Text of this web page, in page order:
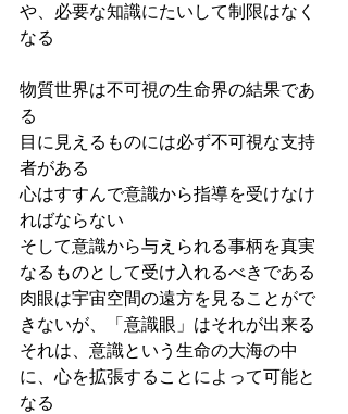
や、必要な知識にたいして制限はなく
なる
物質世界は不可視の生命界の結果であ
る
目に見えるものには必ず不可視な支持
者がある
心はすすんで意識から指導を受けなけ
ればならない
そして意識から与えられる事柄を真実
なるものとして受け入れるべきである
肉眼は宇宙空間の遠方を見ることがで
きないが、「意識眼」はそれが出来る
それは、意識という生命の大海の中
に、心を拡張することによって可能と
なる